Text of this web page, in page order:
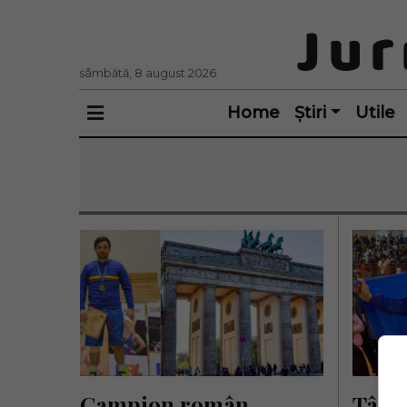
sâmbătă, 8 august 2026
Home Știri Utile